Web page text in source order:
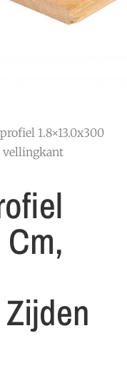
1.8×13.0x300
vellingkant